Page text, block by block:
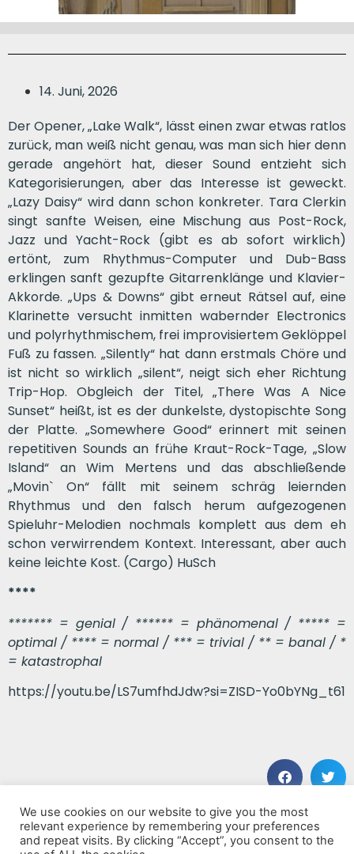
14. Juni, 2026
Der Opener, „Lake Walk“, lässt einen zwar etwas ratlos
zurück, man weiß nicht genau, was man sich hier denn
gerade angehört hat, dieser Sound entzieht sich
Kategorisierungen, aber das Interesse ist geweckt.
„Lazy Daisy“ wird dann schon konkreter. Tara Clerkin
singt sanfte Weisen, eine Mischung aus Post-Rock,
Jazz und Yacht-Rock (gibt es ab sofort wirklich)
ertönt, zum Rhythmus-Computer und Dub-Bass
erklingen sanft gezupfte Gitarrenklänge und Klavier-
Akkorde. „Ups & Downs“ gibt erneut Rätsel auf, eine
Klarinette versucht inmitten wabernder Electronics
und polyrhythmischem, frei improvisiertem Geklöppel
Fuß zu fassen. „Silently“ hat dann erstmals Chöre und
ist nicht so wirklich „silent“, neigt sich eher Richtung
Trip-Hop. Obgleich der Titel, „There Was A Nice
Sunset“ heißt, ist es der dunkelste, dystopischte Song
der Platte. „Somewhere Good“ erinnert mit seinen
repetitiven Sounds an frühe Kraut-Rock-Tage, „Slow
Island“ an Wim Mertens und das abschließende
„Movin` On“ fällt mit seinem schräg leiernden
Rhythmus und den falsch herum aufgezogenen
Spieluhr-Melodien nochmals komplett aus dem eh
schon verwirrendem Kontext. Interessant, aber auch
keine leichte Kost. (Cargo) HuSch
****
******* = genial / ****** = phänomenal / ***** =
optimal / **** = normal / *** = trivial / ** = banal / *
= katastrophal
https://youtu.be/LS7umfhdJdw?si=ZISD-Yo0bYNg_t61
VORHERIGER BEITRAG
Echoes Of The Unknown
NÄCHSTER BEITRAG
Voices of Human Consciousness
We use cookies on our website to give you the most
relevant experience by remembering your preferences
and repeat visits. By clicking “Accept”, you consent to the